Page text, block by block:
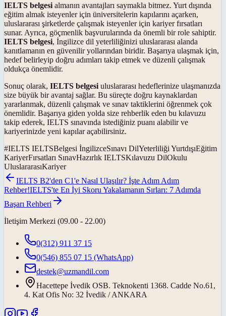
IELTS belgesi almanın avantajları saymakla bitmez. Yurt dışında
eğitim almak isteyenler için üniversitelerin kapılarını açarken,
uluslararası şirketlerde çalışmak isteyenler için kariyer fırsatları
sunar. Ayrıca, göçmenlik başvurularında da önemli bir role sahiptir.
IELTS belgesi, İngilizce dil yeterliliğinizi uluslararası alanda
kanıtlamanın en güvenilir yollarından biridir. Başarıya ulaşmak için,
hedef belirleyip doğru adımları takip etmek ve düzenli çalışmak
oldukça önemlidir.
Sonuç olarak, IELTS belgesi uluslararası hedeflerinize ulaşmanızda
size büyük bir avantaj sağlar. Bu süreçte doğru kaynaklardan
yararlanmak, düzenli çalışmak ve sınav taktiklerini öğrenmek çok
önemlidir. Başarıya giden yolda size rehberlik eden bu kılavuzu
takip ederek, IELTS sınavında istediğiniz puanı alabilir ve
kariyerinizde yeni kapılar açabilirsiniz.
#IELTS IELTSBelgesi İngilizceSınavı DilYeterliliği YurtdışıEğitim
KariyerFırsatları SınavHazırlık IELTSKılavuzu DilOkulu
UluslararasıKariyer
IELTS B2'den C1'e Nasıl Ulaşılır? İşte Adım Adım
Rehber!IELTS'te En İyi Skoru Yakalamanın Sırları: 7 Adımda
Başarı Rehberi
İletişim Merkezi (09.00 - 22.00)
0(312) 911 37 15
0(546) 855 07 15 (WhatsApp)
destek@uzmandil.com
Hacettepe İvedik OSB. Teknokenti 1368. Cadde No.61,
4. Kat Ofis No: 32 İvedik / ANKARA